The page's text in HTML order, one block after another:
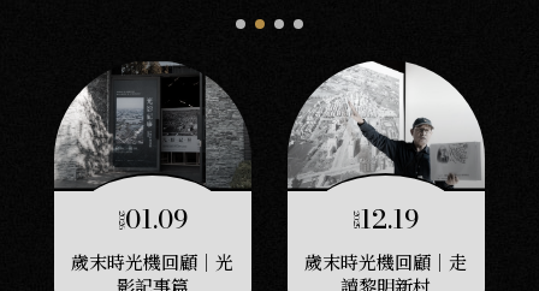
202601.09
歲末時光機回顧｜光
影記事篇
202512.19
歲末時光機回顧｜走
讀黎明新村